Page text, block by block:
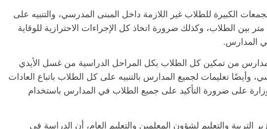
الكبيرة للطلاب غير اللازمة داخل المبنى المدرسي، والتنبيه على
الحفاظ على مسافة لا تقل عن 1 متر بين الطلاب، وكذلك ضرورة اتخاذ كل الإجراءات الاحترازية للوقاية
المدارس.
من تمكين كل الطلاب بكل المراحل الدراسية من غسل الأيدي
وأيضًا تعليمات لجميع المدارس بالتنبيه على كل الطلاب باتباع العادات
على ضرورة التأكيد على جميع الطلاب في المدارس باستخدام
التربية والتعليم لشؤون المعلمين والتعليم العام، أن الدراسة في